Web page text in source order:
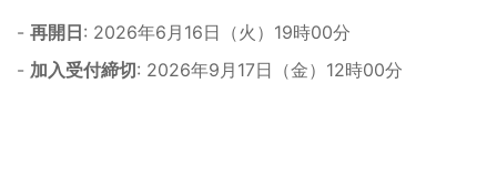
- 再開日 : 2026年6月16日（火）19時00分
- 加入受付締切: 2026年9月17日（金）12時00分